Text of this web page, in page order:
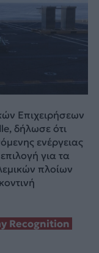
Επιχειρήσεων
δήλωσε ότι
ενέργειας
για τα
πλοίων
Recognition